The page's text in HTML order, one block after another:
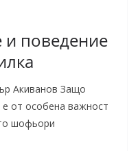
и поведение
Акиванов Защо
е от особена важност
шофьори